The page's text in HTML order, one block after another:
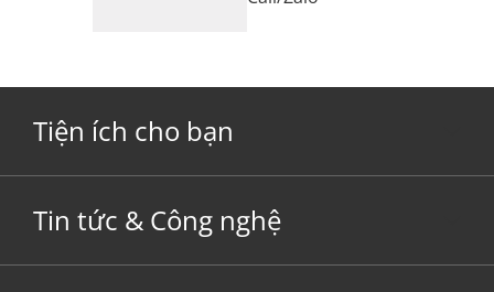
Tiện ích cho bạn
Tin tức & Công nghệ